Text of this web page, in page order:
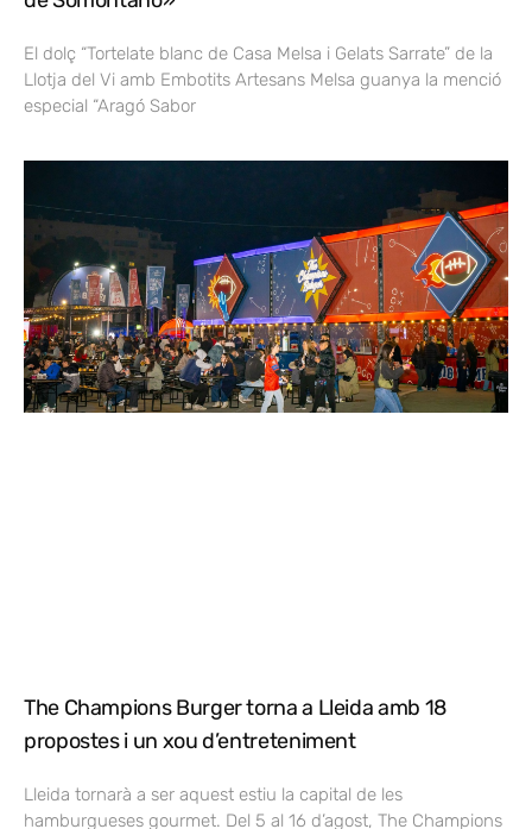
El dolç “Tortelate blanc de Casa Melsa i Gelats Sarrate” de la
Llotja del Vi amb Embotits Artesans Melsa guanya la menció
especial “Aragó Sabor
The Champions Burger torna a Lleida amb 18
propostes i un xou d’entreteniment
Lleida tornarà a ser aquest estiu la capital de les
hamburgueses gourmet. Del 5 al 16 d’agost, The Champions